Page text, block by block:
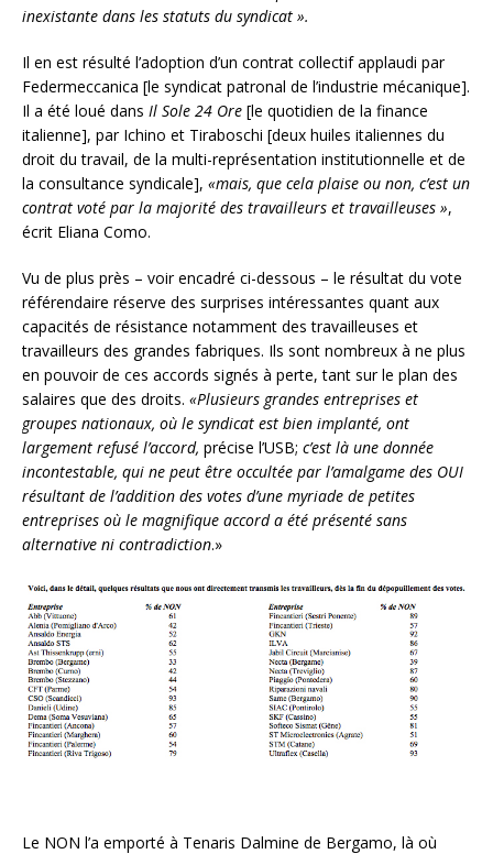
inexistante dans les statuts du syndicat ».
Il en est résulté l’adoption d’un contrat collectif applaudi par
Federmeccanica [le syndicat patronal de l’industrie mécanique].
Il a été loué dans Il Sole 24 Ore [le quotidien de la finance
italienne], par Ichino et Tiraboschi [deux huiles italiennes du
droit du travail, de la multi-représentation institutionnelle et de
la consultance syndicale], «mais, que cela plaise ou non, c’est un
contrat voté par la majorité des travailleurs et travailleuses »,
écrit Eliana Como.
Vu de plus près – voir encadré ci-dessous – le résultat du vote
référendaire réserve des surprises intéressantes quant aux
capacités de résistance notamment des travailleuses et
travailleurs des grandes fabriques. Ils sont nombreux à ne plus
en pouvoir de ces accords signés à perte, tant sur le plan des
salaires que des droits. «Plusieurs grandes entreprises et
groupes nationaux, où le syndicat est bien implanté, ont
largement refusé l’accord, précise l’USB; c’est là une donnée
incontestable, qui ne peut être occultée par l’amalgame des OUI
résultant de l’addition des votes d’une myriade de petites
entreprises où le magnifique accord a été présenté sans
alternative ni contradiction.»
Le NON l’a emporté à Tenaris Dalmine de Bergamo, là où